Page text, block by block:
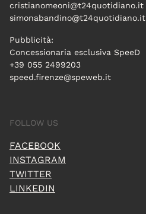
cristianomeoni@t24quotidiano.it
simonabandino@t24quotidiano.it
Pubblicità:
Concessionaria esclusiva SpeeD
+39 055 2499203
speed.firenze@speweb.it
FOLLOW US
FACEBOOK
INSTAGRAM
TWITTER
LINKEDIN